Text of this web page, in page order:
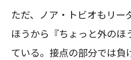
ただ、ノア・トビオもリー
ほうから『ちょっと外のほ
ている。接点の部分では負